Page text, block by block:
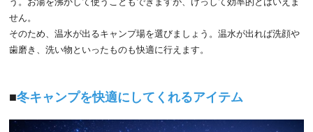
せん。
そのため、温水が出るキャンプ場を選びましょう。温水が出れば洗顔や
歯磨き、洗い物といったものも快適に行えます。
冬キャンプを快適にしてくれるアイテム